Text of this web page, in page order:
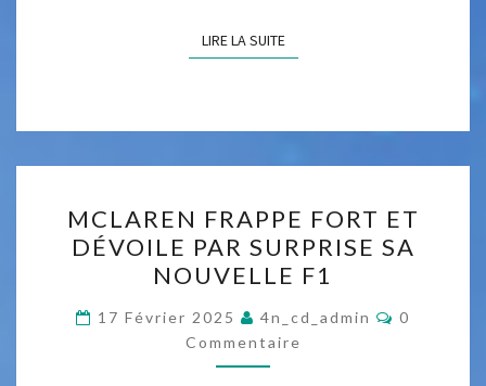
Ê
E
V
R
É
A
V
A
N
LIRE LA SUITELIRE LA SUITE
C
L
A
R
E
N
MCLAREN FRAPPE FORT ET
DÉVOILE PAR SURPRISE SA
NOUVELLE F1
17 Février 2025 4n_cd_admin
C
0
Commentaire